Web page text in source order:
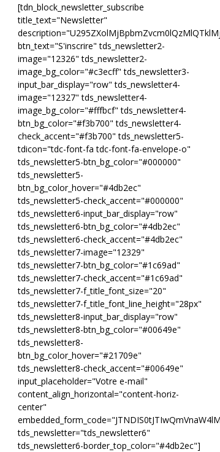
[tdn_block_newsletter_subscribe
title_text="Newsletter"
btn_text="S'inscrire" tds_newsletter2-
image="12326" tds_newsletter2-
image_bg_color="#c3ecff" tds_newsletter3-
input_bar_display="row" tds_newsletter4-
image="12327" tds_newsletter4-
image_bg_color="#fffbcf" tds_newsletter4-
btn_bg_color="#f3b700" tds_newsletter4-
check_accent="#f3b700" tds_newsletter5-
tdicon="tdc-font-fa tdc-font-fa-envelope-o"
tds_newsletter5-btn_bg_color="#000000"
tds_newsletter5-
btn_bg_color_hover="#4db2ec"
tds_newsletter5-check_accent="#000000"
tds_newsletter6-input_bar_display="row"
tds_newsletter6-btn_bg_color="#4db2ec"
tds_newsletter6-check_accent="#4db2ec"
tds_newsletter7-image="12329"
tds_newsletter7-btn_bg_color="#1c69ad"
tds_newsletter7-check_accent="#1c69ad"
tds_newsletter7-f_title_font_size="20"
tds_newsletter7-f_title_font_line_height="28px"
tds_newsletter8-input_bar_display="row"
tds_newsletter8-btn_bg_color="#00649e"
tds_newsletter8-
btn_bg_color_hover="#21709e"
tds_newsletter8-check_accent="#00649e"
input_placeholder="Votre e-mail"
content_align_horizontal="content-horiz-
center"
tds_newsletter="tds_newsletter6"
tds_newsletter6-border_top_color="#4db2ec"]